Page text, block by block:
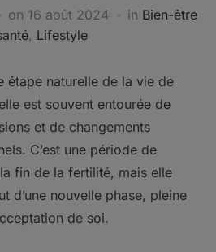
on 16 août 2024 in Bien-être
, Lifestyle
étape naturelle de la vie de
est souvent entourée de
et de changements
C’est une période de
fin de la fertilité, mais elle
d’une nouvelle phase, pleine
de soi.